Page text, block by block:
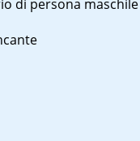
di persona maschile